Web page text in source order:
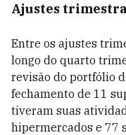
Ajustes
Entre os ajustes
longo do quarto
revisão do portfólio
fechamento de 11
tiveram suas
hipermercados e 77